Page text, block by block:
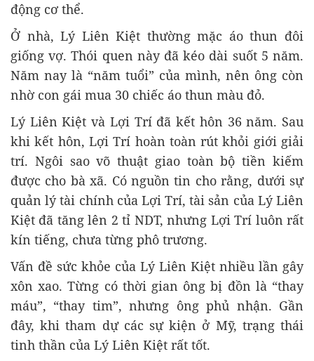
động cơ thể.
Ở nhà, Lý Liên Kiệt thường mặc áo thun đôi
giống vợ. Thói quen này đã kéo dài suốt 5 năm.
Năm nay là “năm tuổi” của mình, nên ông còn
nhờ con gái mua 30 chiếc áo thun màu đỏ.
Lý Liên Kiệt và Lợi Trí đã kết hôn 36 năm. Sau
khi kết hôn, Lợi Trí hoàn toàn rút khỏi giới giải
trí. Ngôi sao võ thuật giao toàn bộ tiền kiếm
được cho bà xã. Có nguồn tin cho rằng, dưới sự
quản lý tài chính của Lợi Trí, tài sản của Lý Liên
Kiệt đã tăng lên 2 tỉ NDT, nhưng Lợi Trí luôn rất
kín tiếng, chưa từng phô trương.
Vấn đề sức khỏe của Lý Liên Kiệt nhiều lần gây
xôn xao. Từng có thời gian ông bị đồn là “thay
máu”, “thay tim”, nhưng ông phủ nhận. Gần
đây, khi tham dự các sự kiện ở Mỹ, trạng thái
tinh thần của Lý Liên Kiệt rất tốt.